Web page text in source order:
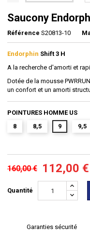
Saucony
Référence S20813-10
Endorphin Shift 3 H
A la recherche d'amorti et
Dotée de la mousse
un confort et un amorti
POINTURES HOMME US
8
8,5 9 9,5
160,00 € 112,00 €
Quantité
Garanties sécurité